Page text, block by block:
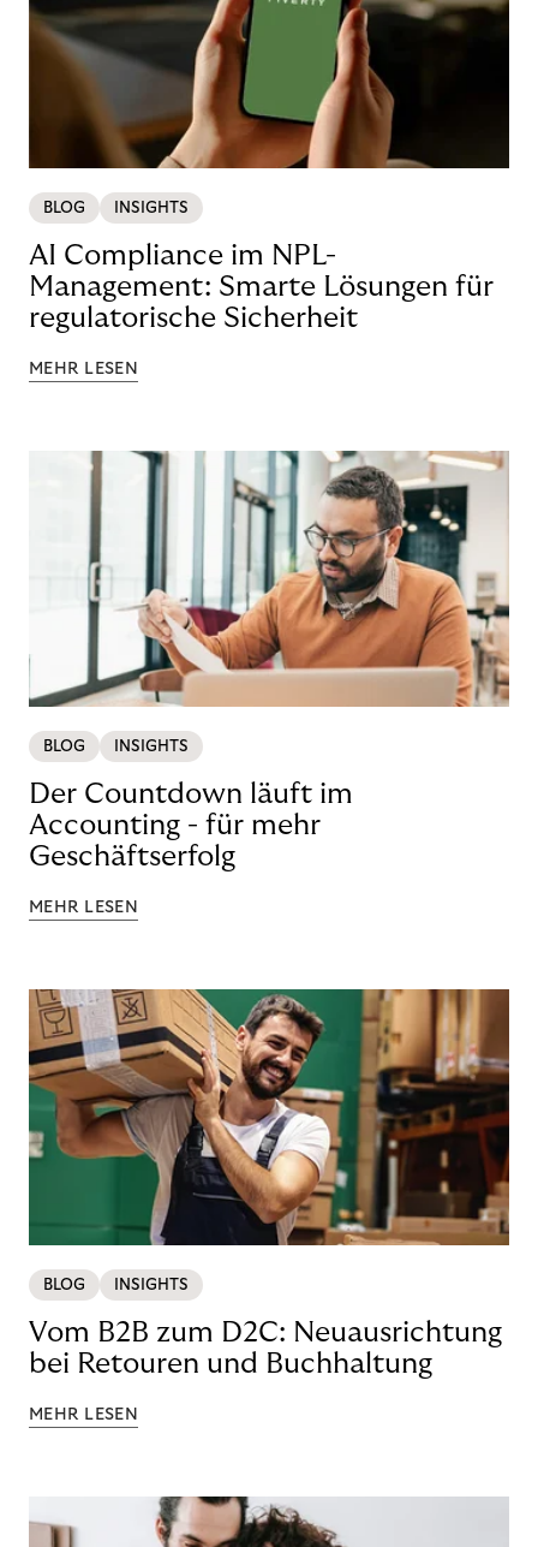
BLOG INSIGHTS
AI Compliance im NPL-
Management: Smarte Lösungen für
regulatorische Sicherheit
MEHR LESEN
BLOG INSIGHTS
Der Countdown läuft im
Accounting - für mehr
Geschäftserfolg
MEHR LESEN
BLOG INSIGHTS
Vom B2B zum D2C: Neuausrichtung
bei Retouren und Buchhaltung
MEHR LESEN